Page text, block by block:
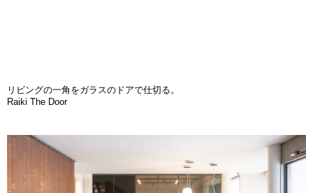
リビングの一角をガラスのドアで仕切る。
Raiki The Door